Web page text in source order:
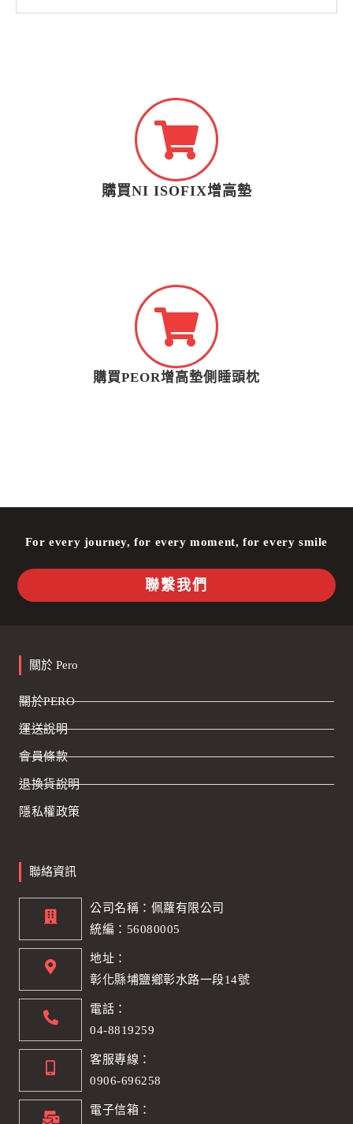
購買NI ISOFIX增高墊
購買PEOR增高墊側睡頭枕
For every journey, for every moment, for every smile
聯繫我們
關於 Pero
關於PERO
運送說明
會員條款
退換貨說明
隱私權政策
聯絡資訊
公司名稱：佩蘿有限公司
統編：56080005
地址：
彰化縣埔鹽鄉彰水路一段14號
電話：
04-8819259
客服專線：
0906-696258
電子信箱：